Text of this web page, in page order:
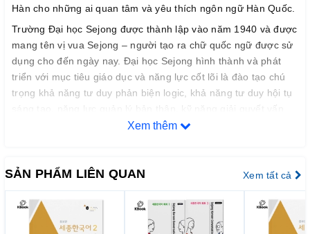
Hàn cho những ai quan tâm và yêu thích ngôn ngữ Hàn Quốc.
Trường Đại học Sejong được thành lập vào năm 1940 và được
mang tên vị vua Sejong – người tạo ra chữ quốc ngữ được sử
dụng cho đến ngày nay. Đại học Sejong hình thành và phát
triển với mục tiêu giáo dục và năng lực cốt lõi là đào tạo chú
trọng khả năng tư duy phản biện logic, khả năng tư duy hội tụ
sáng tạo, năng lực quản lý bản thân, kỹ năng giải quyết vấn
đề, kĩ năng giao tiếp, năng lực toàn cầu, nâng cao nhận thức
triển gồm hệ thống trường đại học, cao học, cao đẳng và các
viện nghiên cứu. Với sự đầu tư về chất lượng giảng dạy, học
viện tiếng Hàn Sejong đã được thành lập và trực thuộc Đại học
Sejong, nơi quy tụ những giáo sư ngôn ngữ hàng đầu Hàn
Xem thêm
SẢN PHẨM LIÊN QUAN Xem tất cả